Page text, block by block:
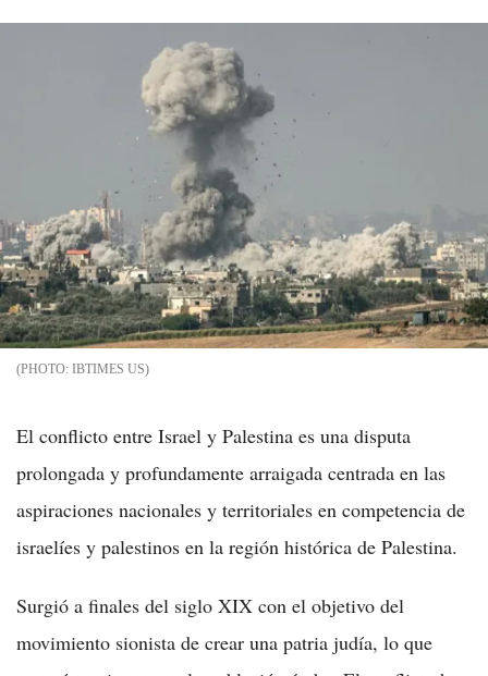
IBTIMES US
El conflicto entre Israel y Palestina es una disputa
prolongada y profundamente arraigada centrada en las
aspiraciones nacionales y territoriales en competencia de
israelíes y palestinos en la región histórica de Palestina.
Surgió a finales del siglo XIX con el objetivo del
movimiento sionista de crear una patria judía, lo que